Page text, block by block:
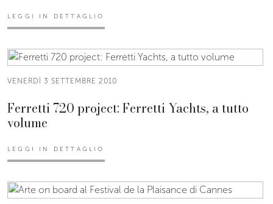
LEGGI IN DETTAGLIO
VENERDÌ 3 SETTEMBRE 2010
Ferretti 720 project: Ferretti Yachts, a tutto
volume
LEGGI IN DETTAGLIO